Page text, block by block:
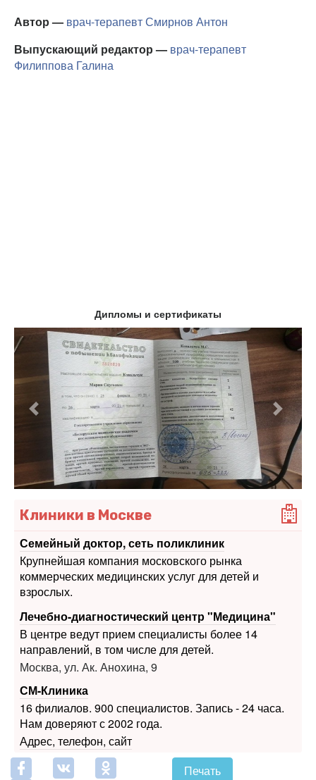
Автор — врач-терапевтСмирнов Антон
Выпускающий редактор — врач-терапевт
Филиппова Галина
Дипломы и сертификаты
Предыдущий
Клиники в Москве
Семейный доктор, сеть поликлиник
Крупнейшая компания московского рынка
коммерческих медицинских услуг для детей и
взрослых.
Лечебно-диагностический центр "Медицина"
В центре ведут прием специалисты более 14
направлений, в том числе для детей.
Москва, ул. Ак. Анохина, 9
СМ-Клиника
16 филиалов. 900 специалистов. Запись - 24 часа.
Нам доверяют с 2002 года.
Адрес, телефон, сайт
Печать